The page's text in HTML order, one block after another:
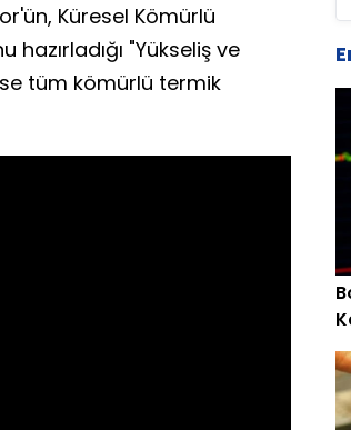
Küresel Kömürlü
"Yükseliş ve
tüm kömürlü termik